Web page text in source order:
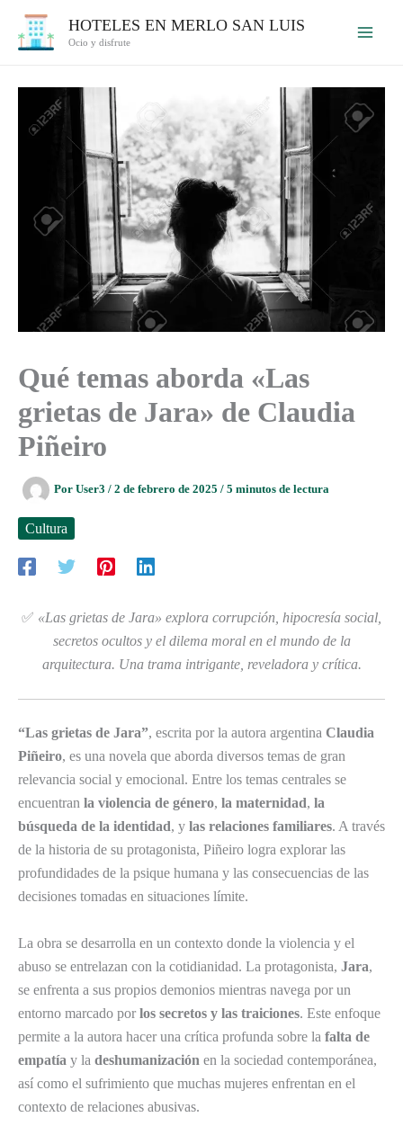
HOTELES EN MERLO SAN LUIS
Ocio y disfrute
Qué temas aborda «Las
grietas de Jara» de Claudia
Piñeiro
Por User3 / 2 de febrero de 2025 / 5 minutos de lectura
Cultura
✅ «Las grietas de Jara» explora corrupción, hipocresía social,
secretos ocultos y el dilema moral en el mundo de la
arquitectura. Una trama intrigante, reveladora y crítica.
“Las grietas de Jara”, escrita por la autora argentina Claudia
Piñeiro, es una novela que aborda diversos temas de gran
relevancia social y emocional. Entre los temas centrales se
encuentran la violencia de género, la maternidad, la
búsqueda de la identidad, y las relaciones familiares. A través
de la historia de su protagonista, Piñeiro logra explorar las
profundidades de la psique humana y las consecuencias de las
decisiones tomadas en situaciones límite.
La obra se desarrolla en un contexto donde la violencia y el
abuso se entrelazan con la cotidianidad. La protagonista, Jara,
se enfrenta a sus propios demonios mientras navega por un
entorno marcado por los secretos y las traiciones. Este enfoque
permite a la autora hacer una crítica profunda sobre la falta de
empatía y la deshumanización en la sociedad contemporánea,
así como el sufrimiento que muchas mujeres enfrentan en el
contexto de relaciones abusivas.